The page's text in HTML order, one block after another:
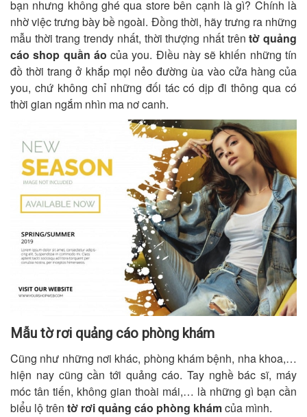
bạn nhưng không ghé qua store bên cạnh là gì? Chính là
nhờ việc trưng bày bề ngoài. Đồng thời, hãy trưng ra những
mẫu thời trang trendy nhất, thời thượng nhất trêntờ quảng
cáo shop quần áo của you. Điều này sẽ khiến những tín
đồ thời trang ở khắp mọi nẻo đường ùa vào cửa hàng của
you, chứ không chỉ những đối tác có dịp đi thông qua có
thời gian ngắm nhìn ma nơ canh.
Mẫu tờ rơi quảng cáo phòng khám
Cũng như những nơi khác, phòng khám bệnh, nha khoa,…
hiện nay cũng cần tới quảng cáo. Tay nghề bác sĩ, máy
móc tân tiến, không gian thoài mái,… là những gì bạn cần
biểu lộ trên tờ rơi quảng cáo phòng khámcủa mình.